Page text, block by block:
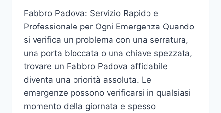
Fabbro Padova: Servizio Rapido e
Professionale per Ogni Emergenza Quando
si verifica un problema con una serratura,
una porta bloccata o una chiave spezzata,
trovare un Fabbro Padova affidabile
diventa una priorità assoluta. Le
emergenze possono verificarsi in qualsiasi
momento della giornata e spesso